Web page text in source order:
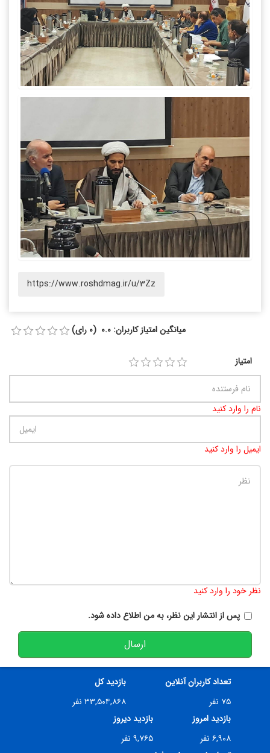
https://www.roshdmag.ir/u/3Zz
میانگین امتیاز کاربران: 0.0 (0 رای)
امتیاز
نام را وارد کنید
ایمیل را وارد کنید
نظر خود را وارد کنید
پس از انتشار این نظر، به من اطلاع داده شود.
ارسال
تعداد کاربران آنلاین
۷۵ نفر
بازدید کل
۳۳,۵۰۴,۸۶۸ نفر
بازدید امروز
۶,۹۰۸ نفر
بازدید دیروز
۹,۷۶۵ نفر